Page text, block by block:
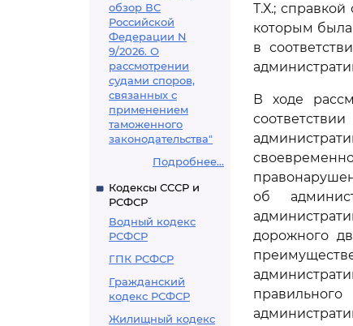
обзор ВС
Российской
Федерации N
9/2026. О
рассмотрении
судами споров,
связанных с
применением
таможенного
законодательства"
Подробнее...
Кодексы СССР и
РСФСР
Водный кодекс
РСФСР
ГПК РСФСР
Гражданский
кодекс РСФСР
Жилищный кодекс
Т.Х.;
которым была
в
В ходе
об
дорожного